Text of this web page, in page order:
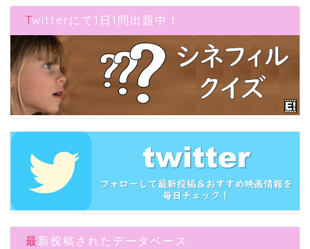
Twitterにて1日1問出題中！
最新投稿されたデータベース